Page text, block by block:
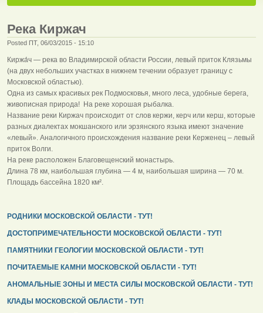
Река Киржач
Posted ПТ, 06/03/2015 - 15:10
Киржа́ч — река во Владимирской области России, левый приток Клязьмы
(на двух небольших участках в нижнем течении образует границу с
Московской областью).
Одна из самых красивых рек Подмосковья, много леса, удобные берега,
живописная природа! На реке хорошая рыбалка.
Название реки Киржач происходит от слов кержи, керч или керш, которые
разных диалектах мокшанского или эрзянского языка имеют значение
«левый». Аналогичного происхождения название реки Керженец – левый
приток Волги.
На реке расположен Благовещенский монастырь.
Длина 78 км, наибольшая глубина — 4 м, наибольшая ширина — 70 м.
Площадь бассейна 1820 км².
РОДНИКИ МОСКОВСКОЙ ОБЛАСТИ - ТУТ!
ДОСТОПРИМЕЧАТЕЛЬНОСТИ МОСКОВСКОЙ ОБЛАСТИ - ТУТ!
ПАМЯТНИКИ ГЕОЛОГИИ МОСКОВСКОЙ ОБЛАСТИ - ТУТ!
ПОЧИТАЕМЫЕ КАМНИ МОСКОВСКОЙ ОБЛАСТИ - ТУТ!
АНОМАЛЬНЫЕ ЗОНЫ И МЕСТА СИЛЫ МОСКОВСКОЙ ОБЛАСТИ - ТУТ!
КЛАДЫ МОСКОВСКОЙ ОБЛАСТИ - ТУТ!